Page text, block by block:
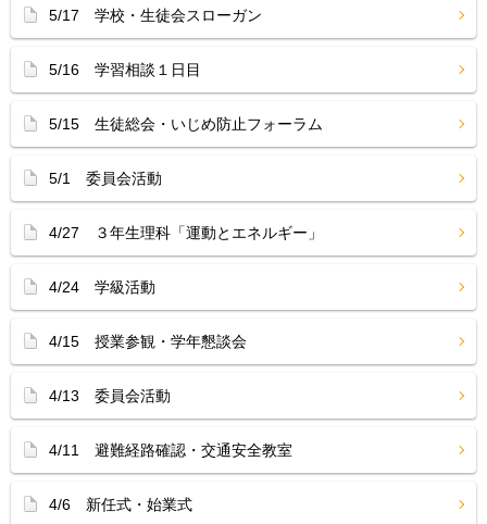
5/17 学校・生徒会スローガン
5/16 学習相談１日目
5/15 生徒総会・いじめ防止フォーラム
5/1 委員会活動
4/27 ３年生理科「運動とエネルギー」
4/24 学級活動
4/15 授業参観・学年懇談会
4/13 委員会活動
4/11 避難経路確認・交通安全教室
4/6 新任式・始業式